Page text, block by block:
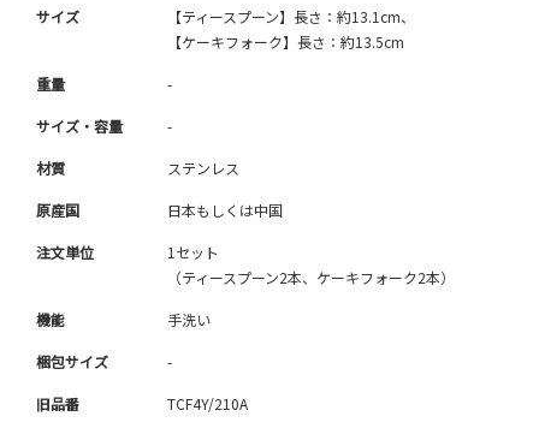
サイズ
【ティースプーン】長さ：約13.1cm、
【ケーキフォーク】長さ：約13.5cm
重量 -
サイズ・容量 -
材質 ステンレス
原産国 日本もしくは中国
注文単位
1セット
（ティースプーン2本、ケーキフォーク2本）
機能 手洗い
梱包サイズ -
旧品番 TCF4Y/210A